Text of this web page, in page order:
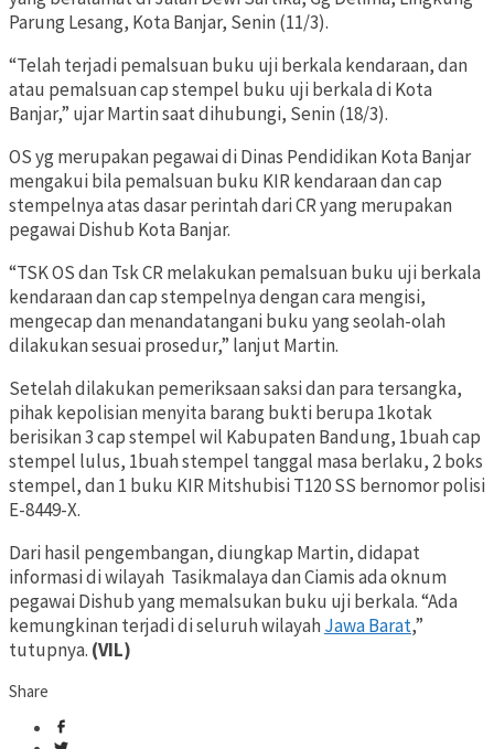
Parung Lesang, Kota Banjar, Senin (11/3).
“Telah terjadi pemalsuan buku uji berkala kendaraan, dan
atau pemalsuan cap stempel buku uji berkala di Kota
Banjar,” ujar Martin saat dihubungi, Senin (18/3).
OS yg merupakan pegawai di Dinas Pendidikan Kota Banjar
mengakui bila pemalsuan buku KIR kendaraan dan cap
stempelnya atas dasar perintah dari CR yang merupakan
pegawai Dishub Kota Banjar.
“TSK OS dan Tsk CR melakukan pemalsuan buku uji berkala
kendaraan dan cap stempelnya dengan cara mengisi,
mengecap dan menandatangani buku yang seolah-olah
dilakukan sesuai prosedur,” lanjut Martin.
Setelah dilakukan pemeriksaan saksi dan para tersangka,
pihak kepolisian menyita barang bukti berupa 1kotak
berisikan 3 cap stempel wil Kabupaten Bandung, 1buah cap
stempel lulus, 1buah stempel tanggal masa berlaku, 2 boks
stempel, dan 1 buku KIR Mitshubisi T120 SS bernomor polisi
E-8449-X.
Dari hasil pengembangan, diungkap Martin, didapat
informasi di wilayah Tasikmalaya dan Ciamis ada oknum
pegawai Dishub yang memalsukan buku uji berkala. “Ada
kemungkinan terjadi di seluruh wilayahJawa Barat,”
tutupnya. (VIL)
Share